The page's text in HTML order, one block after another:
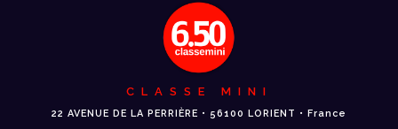
CLASSE MINI
22 AVENUE DE LA PERRIÈRE • 56100 LORIENT • France